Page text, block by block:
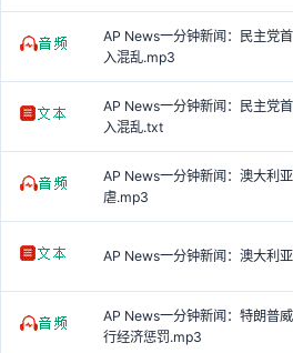
AP News一分钟新闻：民主党
入混乱.mp3
AP News一分钟新闻：民主党
入混乱.txt
AP News一分钟新闻：澳大利
虐.mp3
AP News一分钟新闻：澳大利
AP News一分钟新闻：特朗普
行经济惩罚.mp3